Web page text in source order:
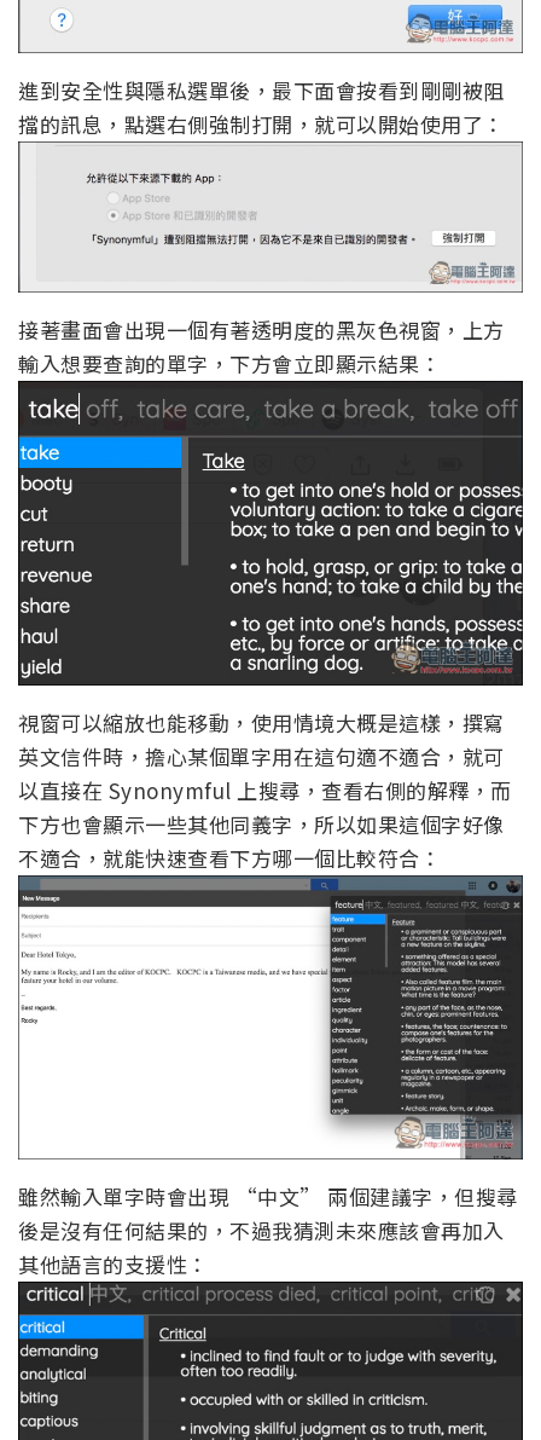
進到安全性與隱私選單後，最下面會按看到剛剛被阻
擋的訊息，點選右側強制打開，就可以開始使用了：
接著畫面會出現一個有著透明度的黑灰色視窗，上方
輸入想要查詢的單字，下方會立即顯示結果：
視窗可以縮放也能移動，使用情境大概是這樣，撰寫
英文信件時，擔心某個單字用在這句適不適合，就可
以直接在 Synonymful 上搜尋，查看右側的解釋，而
下方也會顯示一些其他同義字，所以如果這個字好像
不適合，就能快速查看下方哪一個比較符合：
雖然輸入單字時會出現 “中文” 兩個建議字，但搜尋
後是沒有任何結果的，不過我猜測未來應該會再加入
其他語言的支援性：